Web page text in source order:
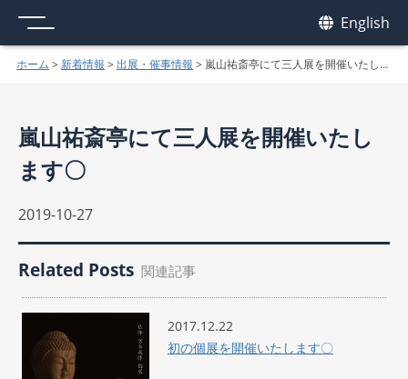
English
ホーム > 新着情報 > 出展・催事情報 > 嵐山祐斎亭にて三人展を開催いたします〇
嵐山祐斎亭にて三人展を開催いたし
ます〇
2019-10-27
Related Posts 関連記事
2017.12.22
初の個展を開催いたします〇